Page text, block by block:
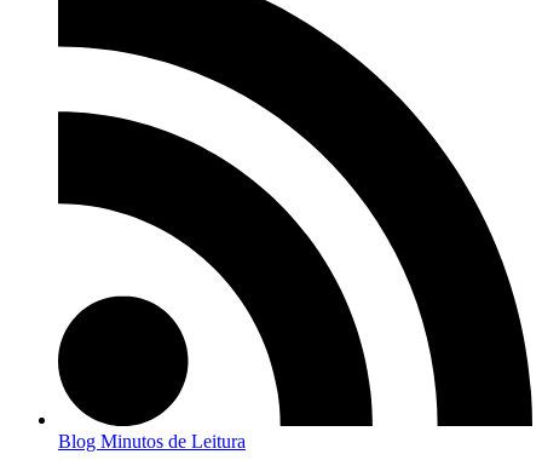
Blog Minutos de Leitura